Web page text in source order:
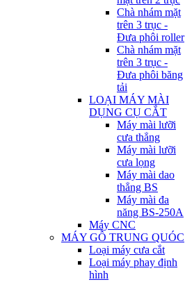
Chà nhám mặt
trên 3 trục -
Đưa phôi roller
Chà nhám mặt
trên 3 trục -
Đưa phôi băng
tải
LOẠI MÁY MÀI
DỤNG CỤ CẮT
Máy mài lưỡi
cưa thẳng
Máy mài lưỡi
cưa lọng
Máy mài dao
thẳng BS
Máy mài đa
năng BS-250A
Máy CNC
MÁY GỖ TRUNG QUÓC
Loại máy cưa cắt
Loại máy phay định
hình